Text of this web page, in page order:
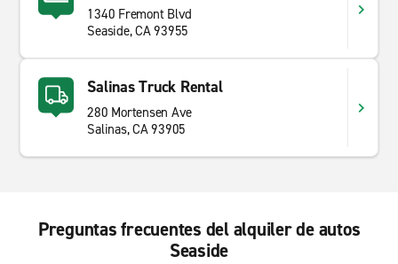
1340 Fremont Blvd
Seaside, CA 93955
Salinas Truck Rental
280 Mortensen Ave
Salinas, CA 93905
Preguntas frecuentes del alquiler de autos
Seaside